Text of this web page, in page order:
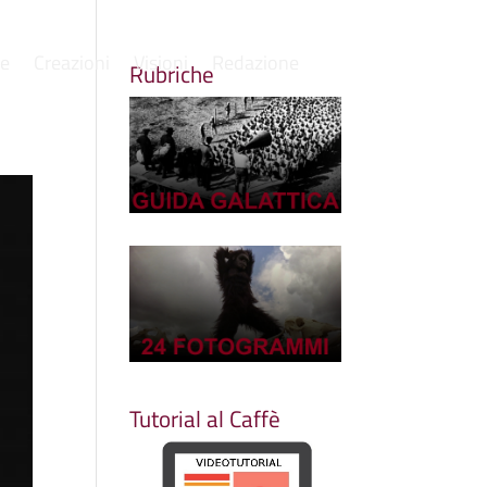
Visioni
Rubriche
Tutorial al Caffè